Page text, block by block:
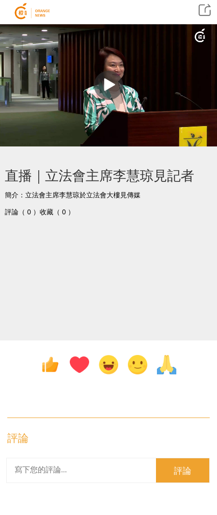
回看
直播｜立法會主席李慧琼見記者
簡介：立法會主席李慧琼於立法會大樓見傳媒
評論（ 0 ） 收藏（ 0 ）
評論
評論